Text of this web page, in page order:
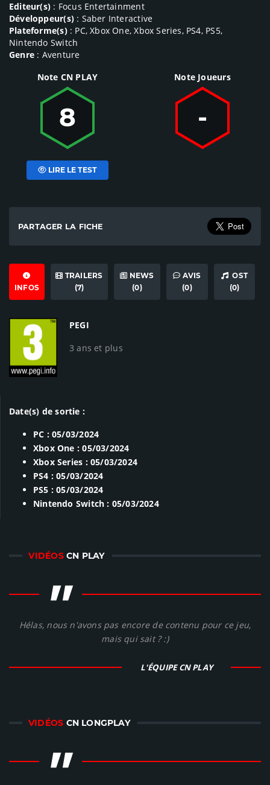
Editeur(s) : Focus Entertainment
Développeur(s): Saber Interactive
Plateforme(s): PC, Xbox One, Xbox Series, PS4, PS5,
Nintendo Switch
Genre : Aventure
Note CN PLAY
8
LIRE LE TEST
Note Joueurs
-
PARTAGER LA FICHE
INFOS
TRAILERS
(7)
NEWS
(0)
AVIS
(0)
OST
(0)
PEGI
3 ans et plus
Date(s) de sortie :
PC : 05/03/2024
Xbox One : 05/03/2024
Xbox Series : 05/03/2024
PS4 : 05/03/2024
PS5 : 05/03/2024
Nintendo Switch : 05/03/2024
VIDÉOSCN PLAY
"
Hélas, nous n'avons pas encore de contenu pour ce jeu,
mais qui sait ? :)
L'ÉQUIPE CN PLAY
VIDÉOS CN LONGPLAY